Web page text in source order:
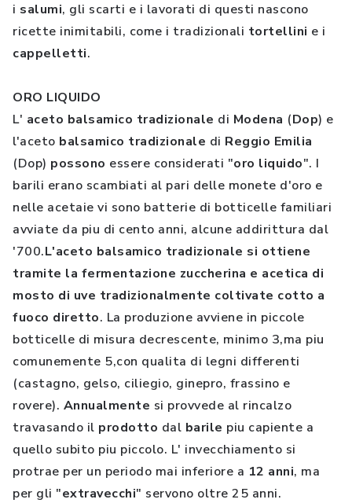
i salumi, gli scarti e i lavorati di questi nascono
ricette inimitabili, come i tradizionali tortellini e i
cappelletti.
ORO LIQUIDO
L' aceto balsamico tradizionale di Modena (Dop) e
l'aceto balsamico tradizionale di Reggio Emilia
(Dop) possono essere considerati "oro liquido". I
barili erano scambiati al pari delle monete d'oro e
nelle acetaie vi sono batterie di botticelle familiari
avviate da piu di cento anni, alcune addirittura dal
'700.L'aceto balsamico tradizionale si ottiene
tramite la fermentazione zuccherina e acetica di
mosto di uve tradizionalmente coltivate cotto a
fuoco diretto. La produzione avviene in piccole
botticelle di misura decrescente, minimo 3,ma piu
comunemente 5,con qualita di legni differenti
(castagno, gelso, ciliegio, ginepro, frassino e
rovere). Annualmente si provvede al rincalzo
travasando il prodotto dal barile piu capiente a
quello subito piu piccolo. L' invecchiamento si
protrae per un periodo mai inferiore a 12 anni, ma
per gli "extravecchi" servono oltre 25 anni.